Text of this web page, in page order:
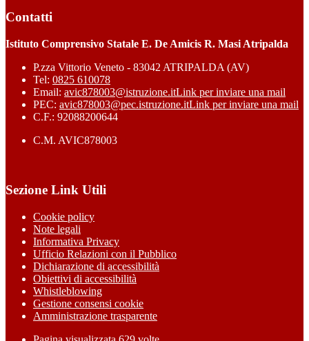
Contatti
Istituto Comprensivo Statale E. De Amicis R. Masi Atripalda
P.zza Vittorio Veneto - 83042 ATRIPALDA (AV)
Tel: 0825 610078
Email: avic878003@istruzione.itLink per inviare una mail
PEC: avic878003@pec.istruzione.itLink per inviare una mail
C.F.: 92088200644
C.M. AVIC878003
Sezione Link Utili
Cookie policy
Note legali
Informativa Privacy
Ufficio Relazioni con il Pubblico
Dichiarazione di accessibilità
Obiettivi di accessibilità
Whistleblowing
Gestione consensi cookie
Amministrazione trasparente